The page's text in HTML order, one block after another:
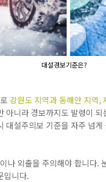
대설경보기준은?
강원도 지역과 동해안 지역,
아니라 경보까지도 발령이
대설주의보 기준을 자주 넘게
나 외출을 주의해야 합니다.
입니다.